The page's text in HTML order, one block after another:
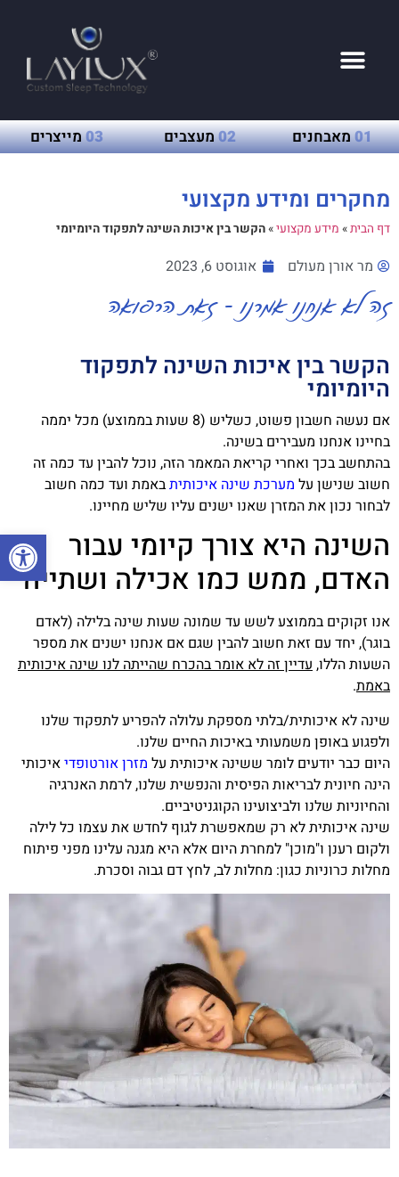
פתח
01מאבחנים 02מעצבים 03מייצרים
מחקרים ומידע מקצועי
דף הבית» מידע מקצועי»הקשר בין איכות השינה לתפקוד היומיומי
מר אורן מעולם אוגוסט 6, 2023
זה לא אנחנו אמרנו - זאת הרפואה
הקשר בין איכות השינה לתפקוד
היומיומי
אם נעשה חשבון פשוט, כשליש (8 שעות בממוצע) מכל יממה
בחיינו אנחנו מעבירים בשינה.
בהתחשב בכך ואחרי קריאת המאמר הזה, נוכל להבין עד כמה זה
חשוב שנישן על מערכת שינה איכותיתבאמת ועד כמה חשוב
לבחור נכון את המזרן שאנו ישנים עליו שליש מחיינו.
השינה היא צורך קיומי עבור
האדם, ממש כמו אכילה ושתייה
אנו זקוקים בממוצע לשש עד שמונה שעות שינה בלילה (לאדם
בוגר), יחד עם זאת חשוב להבין שגם אם אנחנו ישנים את מספר
השעות הללו,עדיין זה לא אומר בהכרח שהייתה לנו שינה איכותית
באמת.
שינה לא איכותית/בלתי מספקת עלולה להפריע לתפקוד שלנו
ולפגוע באופן משמעותי באיכות החיים שלנו.
היום כבר יודעים לומר ששינה איכותית על מזרן אורטופדיאיכותי
הינה חיונית לבריאות הפיסית והנפשית שלנו, לרמת האנרגיה
והחיוניות שלנו ולביצועינו הקוגניטיביים.
שינה איכותית לא רק שמאפשרת לגוף לחדש את עצמו כל לילה
ולקום רענן ו"מוכן" למחרת היום אלא היא מגנה עלינו מפני פיתוח
מחלות כרוניות כגון: מחלות לב, לחץ דם גבוה וסכרת.